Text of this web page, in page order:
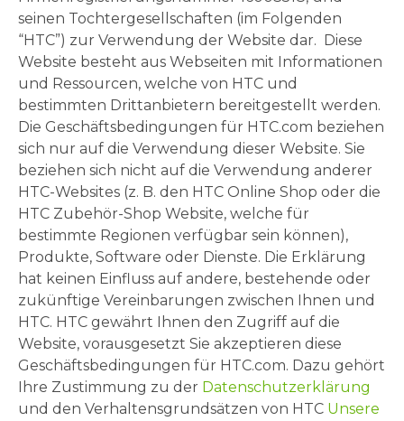
seinen Tochtergesellschaften (im Folgenden
“HTC”) zur Verwendung der Website dar. Diese
Website besteht aus Webseiten mit Informationen
und Ressourcen, welche von HTC und
bestimmten Drittanbietern bereitgestellt werden.
Die Geschäftsbedingungen für HTC.com beziehen
sich nur auf die Verwendung dieser Website. Sie
beziehen sich nicht auf die Verwendung anderer
HTC-Websites (z. B. den HTC Online Shop oder die
HTC Zubehör-Shop Website, welche für
bestimmte Regionen verfügbar sein können),
Produkte, Software oder Dienste. Die Erklärung
hat keinen Einfluss auf andere, bestehende oder
zukünftige Vereinbarungen zwischen Ihnen und
HTC. HTC gewährt Ihnen den Zugriff auf die
Website, vorausgesetzt Sie akzeptieren diese
Geschäftsbedingungen für HTC.com. Dazu gehört
Ihre Zustimmung zu der Datenschutzerklärung
und den Verhaltensgrundsätzen von HTC Unsere